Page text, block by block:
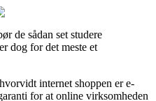
de sådan set studere
dog for det meste et
internet shoppen er e-
for at online virksomheden